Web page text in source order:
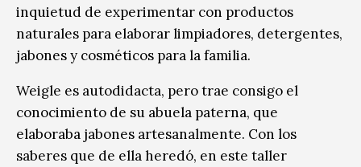
inquietud de experimentar con productos
naturales para elaborar limpiadores, detergentes,
jabones y cosméticos para la familia.
Weigle es autodidacta, pero trae consigo el
conocimiento de su abuela paterna, que
elaboraba jabones artesanalmente. Con los
saberes que de ella heredó, en este taller